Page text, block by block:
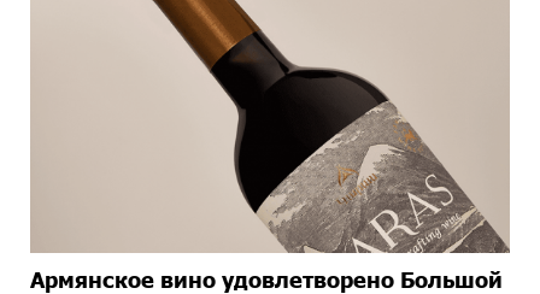
Армянское вино удовлетворено Большой